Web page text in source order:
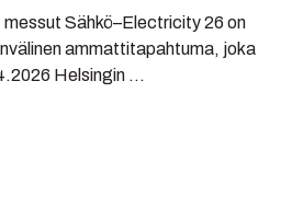
Sähkö–Electricity 26 on
ammattitapahtuma, joka
Helsingin ...